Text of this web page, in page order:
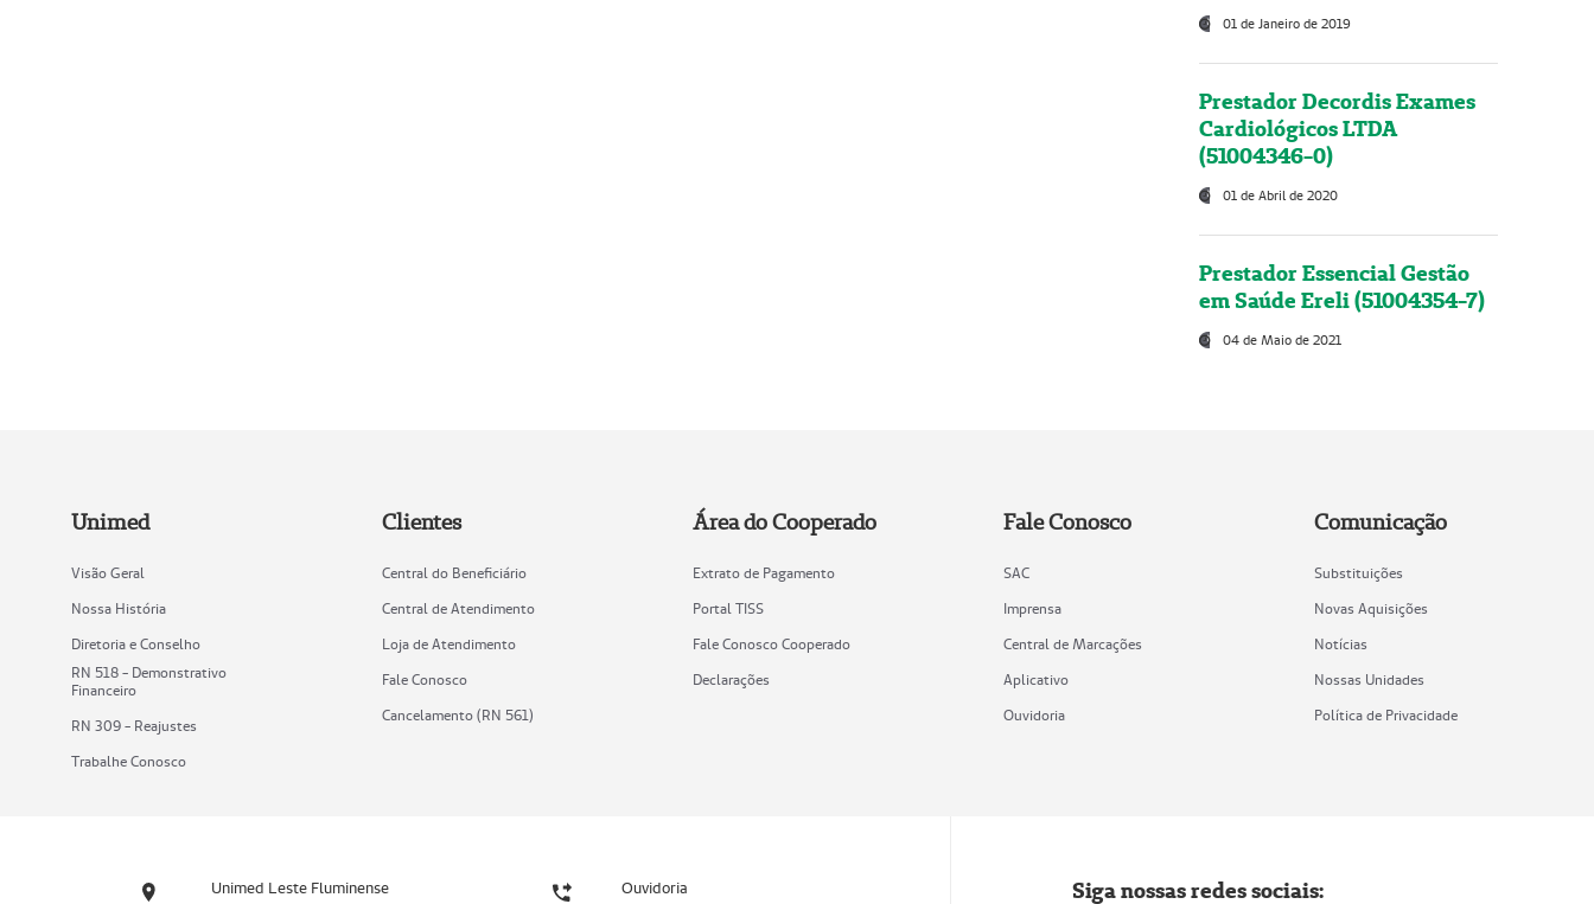
01 de Janeiro de 2019
Prestador Decordis Exames
Cardiológicos LTDA
(51004346-0)
01 de Abril de 2020
Prestador Essencial Gestão
em Saúde Ereli (51004354-7)
04 de Maio de 2021
Unimed
Visão Geral
Nossa História
Diretoria e Conselho
RN 518 - Demonstrativo
Financeiro
RN 309 - Reajustes
Trabalhe Conosco
Clientes
Central do Beneficiário
Central de Atendimento
Loja de Atendimento
Fale Conosco
Cancelamento (RN 561)
Área do Cooperado
Extrato de Pagamento
Portal TISS
Fale Conosco Cooperado
Declarações
Fale Conosco
SAC
Imprensa
Central de Marcações
Aplicativo
Ouvidoria
Comunicação
Substituições
Novas Aquisições
Notícias
Nossas Unidades
Política de Privacidade
Unimed Leste Fluminense Ouvidoria Siga nossas redes sociais: